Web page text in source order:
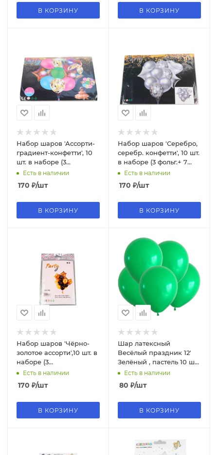
В КОРЗИНУ В КОРЗИНУ
Набор шаров 'Ассорти-
градиент-конфетти', 10
шт. в наборе (3
фольгир.+4 латекс.+3 с
конф.), 5998
Есть в наличии
170 ₽/шт
В КОРЗИНУ
Набор шаров 'Серебро,
серебр. конфетти', 10 шт.
в наборе (3 фольг.+ 7
латексных), 996
Есть в наличии
170 ₽/шт
В КОРЗИНУ
Набор шаров 'Чёрно-
золотое ассорти',10 шт. в
наборе (3
фольгированных+7
латексных), 745
Есть в наличии
170 ₽/шт
В КОРЗИНУ
Шар латексный
Весёлый праздник 12'
Зелёный , пастель 10 шт,
412406,3849
Есть в наличии
80 ₽/шт
В КОРЗИНУ